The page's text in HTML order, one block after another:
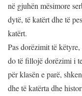
në gjuhën mësimore
dytë, të katërt dhe të
katërt.
Pas dorëzimit të
do të fillojë dorëzimi i
për klasën e parë,
dhe të katërta dhe